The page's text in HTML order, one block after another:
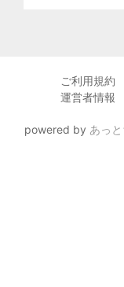
ご利用規約
運営者情報
powered by あっ